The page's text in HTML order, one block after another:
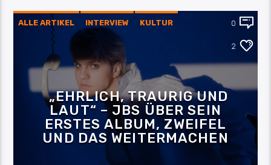
ALLE ARTIKEL INTERVIEW KULTUR 0
2
„EHRLICH, TRAURIG UND
LAUT“ – JBS ÜBER SEIN
ERSTES ALBUM, ZWEIFEL
UND DAS WEITERMACHEN